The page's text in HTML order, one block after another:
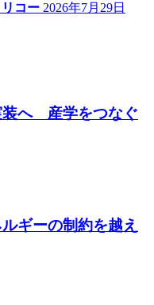
コー 2026年7月29日
装へ 産学をつなぐ
ギーの制約を越え